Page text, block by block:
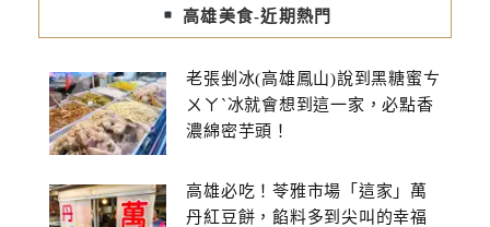
高雄美食-近期熱門
老張剉冰(高雄鳳山)說到黑糖蜜ㄘ
ㄨㄚˋ冰就會想到這一家，必點香
濃綿密芋頭！
高雄必吃！苓雅市場「這家」萬
丹紅豆餅，餡料多到尖叫的幸福